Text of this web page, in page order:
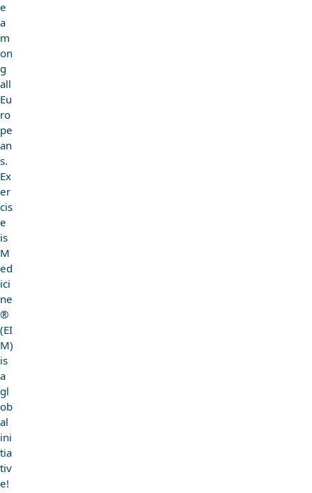
e
a
m
on
g
all
Eu
ro
pe
an
s.
Ex
er
cis
e
is
M
ed
ici
ne
®
(EI
M)
is
a
gl
ob
al
ini
tia
tiv
e!